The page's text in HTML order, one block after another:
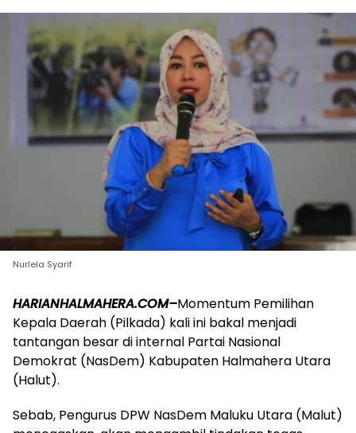
Nurlela Syarif
HARIANHALMAHERA.COM–Momentum Pemilihan
Kepala Daerah (Pilkada) kali ini bakal menjadi
tantangan besar di internal Partai Nasional
Demokrat (NasDem) Kabupaten Halmahera Utara
(Halut).
Sebab, Pengurus DPW NasDem Maluku Utara (Malut)